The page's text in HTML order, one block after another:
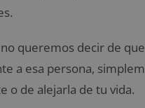
queremos decir de
a esa persona,
o de alejarla de tu vida.